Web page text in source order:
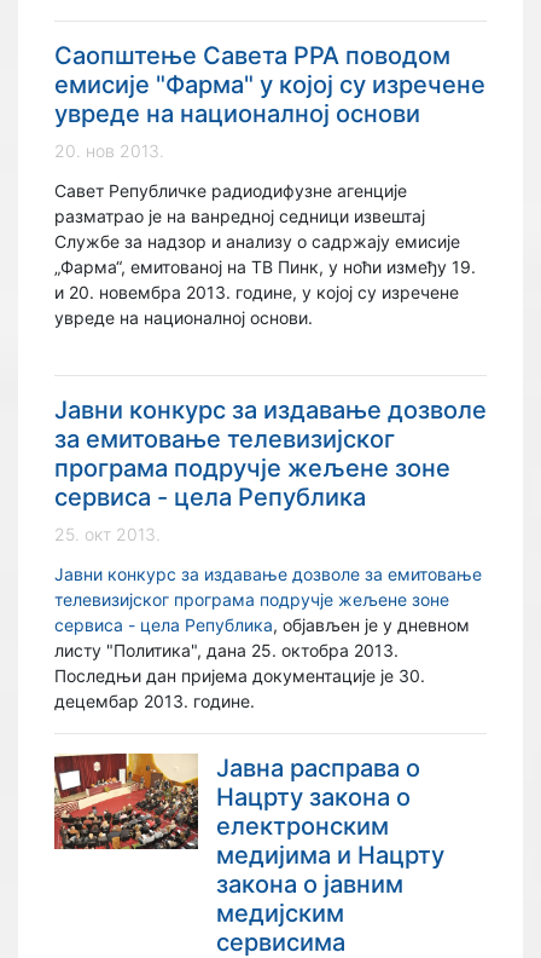
Саопштење Савета РРА поводом
емисије "Фарма" у којој су изречене
увреде на националној основи
20. нов 2013.
Савет Републичке радиодифузне агенције
разматрао је на ванредној седници извештај
Службе за надзор и анализу о садржају емисије
„Фарма“, емитованој на ТВ Пинк, у ноћи између 19.
и 20. новембра 2013. године, у којој су изречене
увреде на националној основи.
Јавни конкурс за издавање дозволе
за емитовање телевизијског
програма подручје жељене зоне
сервиса - цела Република
25. окт 2013.
Јавни конкурс за издавање дозволе за емитовање
телевизијског програма подручје жељене зоне
сервиса - цела Република, објављен je у дневном
листу "Политика", дана 25. октобра 2013.
Последњи дан пријема документације је 30.
децембар 2013. године.
Јавна расправа о
Нацрту закона о
електронским
медијима и Нацрту
закона о јавним
медијским
сервисима